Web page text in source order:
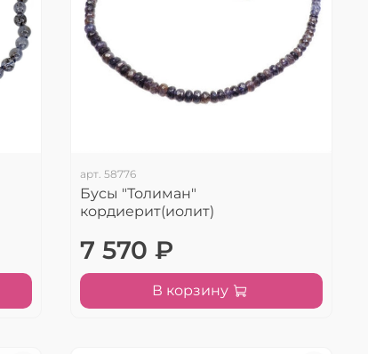
арт.58776
Бусы "Толиман"
кордиерит(иолит)
7 570 ₽
В корзину